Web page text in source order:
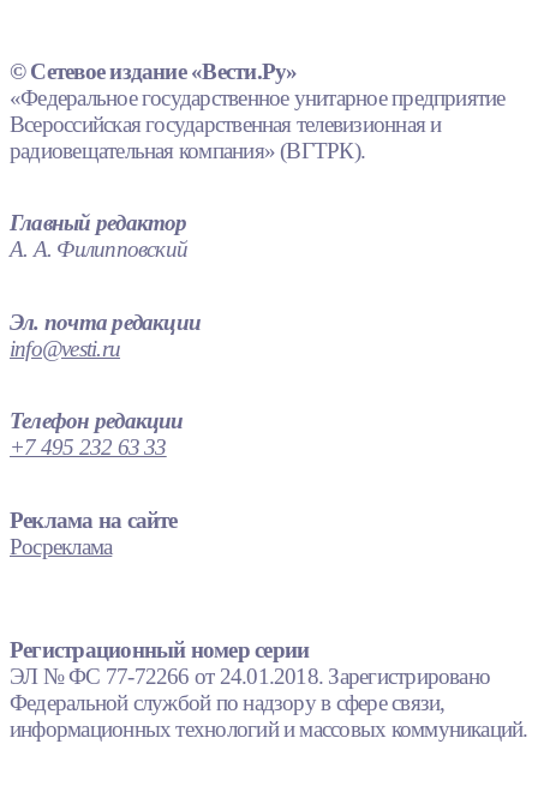
© Сетевое издание «Вести.Ру»
«Федеральное государственное унитарное предприятие
Всероссийская государственная телевизионная и
радиовещательная компания» (ВГТРК).
Главный редактор
А. А. Филипповский
Эл. почта редакции
info@vesti.ru
Телефон редакции
+7 495 232 63 33
Реклама на сайте
Росреклама
Регистрационный номер серии
ЭЛ № ФС 77-72266 от 24.01.2018. Зарегистрировано
Федеральной службой по надзору в сфере связи,
информационных технологий и массовых коммуникаций.